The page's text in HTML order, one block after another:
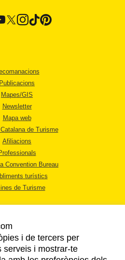
Publicacions
Mapes/GIS
Newsletter
Mapa web
de Turisme
Afiliacions
Convention Bureau
turístics
de Turisme
AVÍS LEGAL
i de tercers per
serveis i mostrar-te